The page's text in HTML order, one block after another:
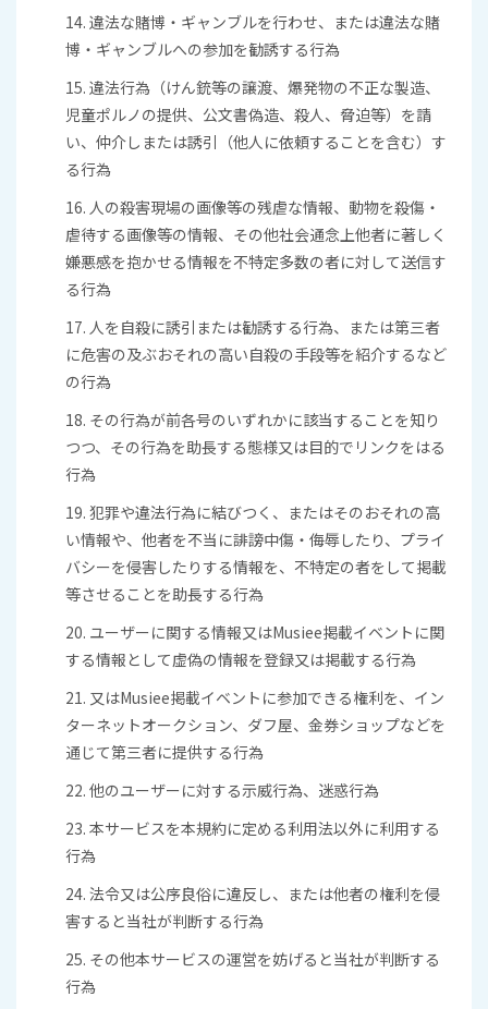
14. 違法な賭博・ギャンブルを行わせ、または違法な賭
博・ギャンブルへの参加を勧誘する行為
15. 違法行為（けん銃等の譲渡、爆発物の不正な製造、
児童ポルノの提供、公文書偽造、殺人、脅迫等）を請
い、仲介しまたは誘引（他人に依頼することを含む）す
る行為
16. 人の殺害現場の画像等の残虐な情報、動物を殺傷・
虐待する画像等の情報、その他社会通念上他者に著しく
嫌悪感を抱かせる情報を不特定多数の者に対して送信す
る行為
17. 人を自殺に誘引または勧誘する行為、または第三者
に危害の及ぶおそれの高い自殺の手段等を紹介するなど
の行為
18. その行為が前各号のいずれかに該当することを知り
つつ、その行為を助長する態様又は目的でリンクをはる
行為
19. 犯罪や違法行為に結びつく、またはそのおそれの高
い情報や、他者を不当に誹謗中傷・侮辱したり、プライ
バシーを侵害したりする情報を、不特定の者をして掲載
等させることを助長する行為
20. ユーザーに関する情報又はMusiee掲載イベントに関
する情報として虚偽の情報を登録又は掲載する行為
21. 又はMusiee掲載イベントに参加できる権利を、イン
ターネットオークション、ダフ屋、金券ショップなどを
通じて第三者に提供する行為
22. 他のユーザーに対する示威行為、迷惑行為
23. 本サービスを本規約に定める利用法以外に利用する
行為
24. 法令又は公序良俗に違反し、または他者の権利を侵
害すると当社が判断する行為
25. その他本サービスの運営を妨げると当社が判断する
行為